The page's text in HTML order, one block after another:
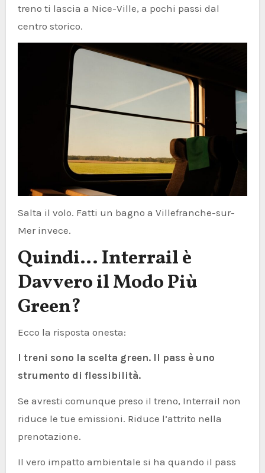
treno ti lascia a Nice-Ville, a pochi passi dal
centro storico.
Salta il volo. Fatti un bagno a Villefranche-sur-
Mer invece.
Quindi… Interrail è
Davvero il Modo Più
Green?
Ecco la risposta onesta:
I treni sono la scelta green. Il pass è uno
strumento di flessibilità.
Se avresti comunque preso il treno, Interrail non
riduce le tue emissioni. Riduce l’attrito nella
prenotazione.
Il vero impatto ambientale si ha quando il pass